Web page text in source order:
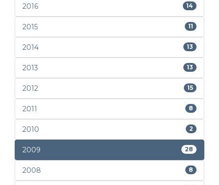
2016 14
2015 11
2014 13
2013 13
2012 15
2011 8
2010 2
2009 28
2008 8